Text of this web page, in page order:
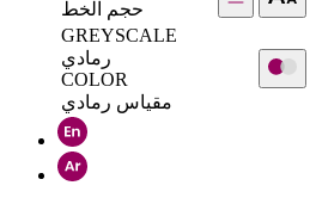
حجم الخط
GREYSCALE
رمادي
COLOR
مقياس رمادي